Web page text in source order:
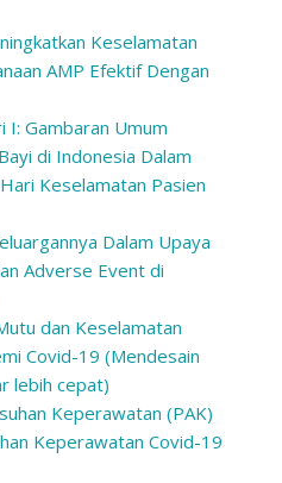
Keselamatan
AMP Efektif Dengan
I: Gambaran Umum
di Indonesia Dalam
Keselamatan Pasien
Dalam Upaya
Adverse Event di
dan Keselamatan
Covid-19 (Mendesain
lebih cepat)
Keperawatan (PAK)
Keperawatan Covid-19